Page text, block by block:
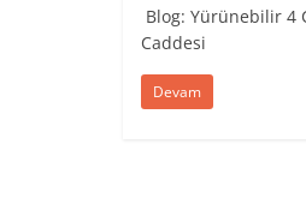
Blog: Yürünebilir 4
Caddesi
Devam